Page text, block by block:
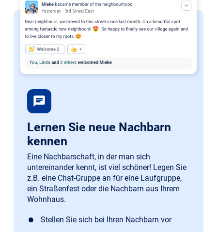
chat
Lernen Sie neue Nachbarn
kennen
Eine Nachbarschaft, in der man sich
untereinander kennt, ist viel schöner! Legen Sie
z.B. eine Chat-Gruppe an für eine Laufgruppe,
ein Straßenfest oder die Nachbarn aus Ihrem
Wohnhaus.
Stellen Sie sich bei Ihren Nachbarn vor